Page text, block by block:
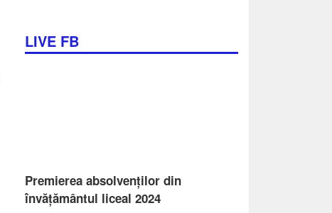
LIVE FB
Premierea absolvenților din
învățământul liceal 2024